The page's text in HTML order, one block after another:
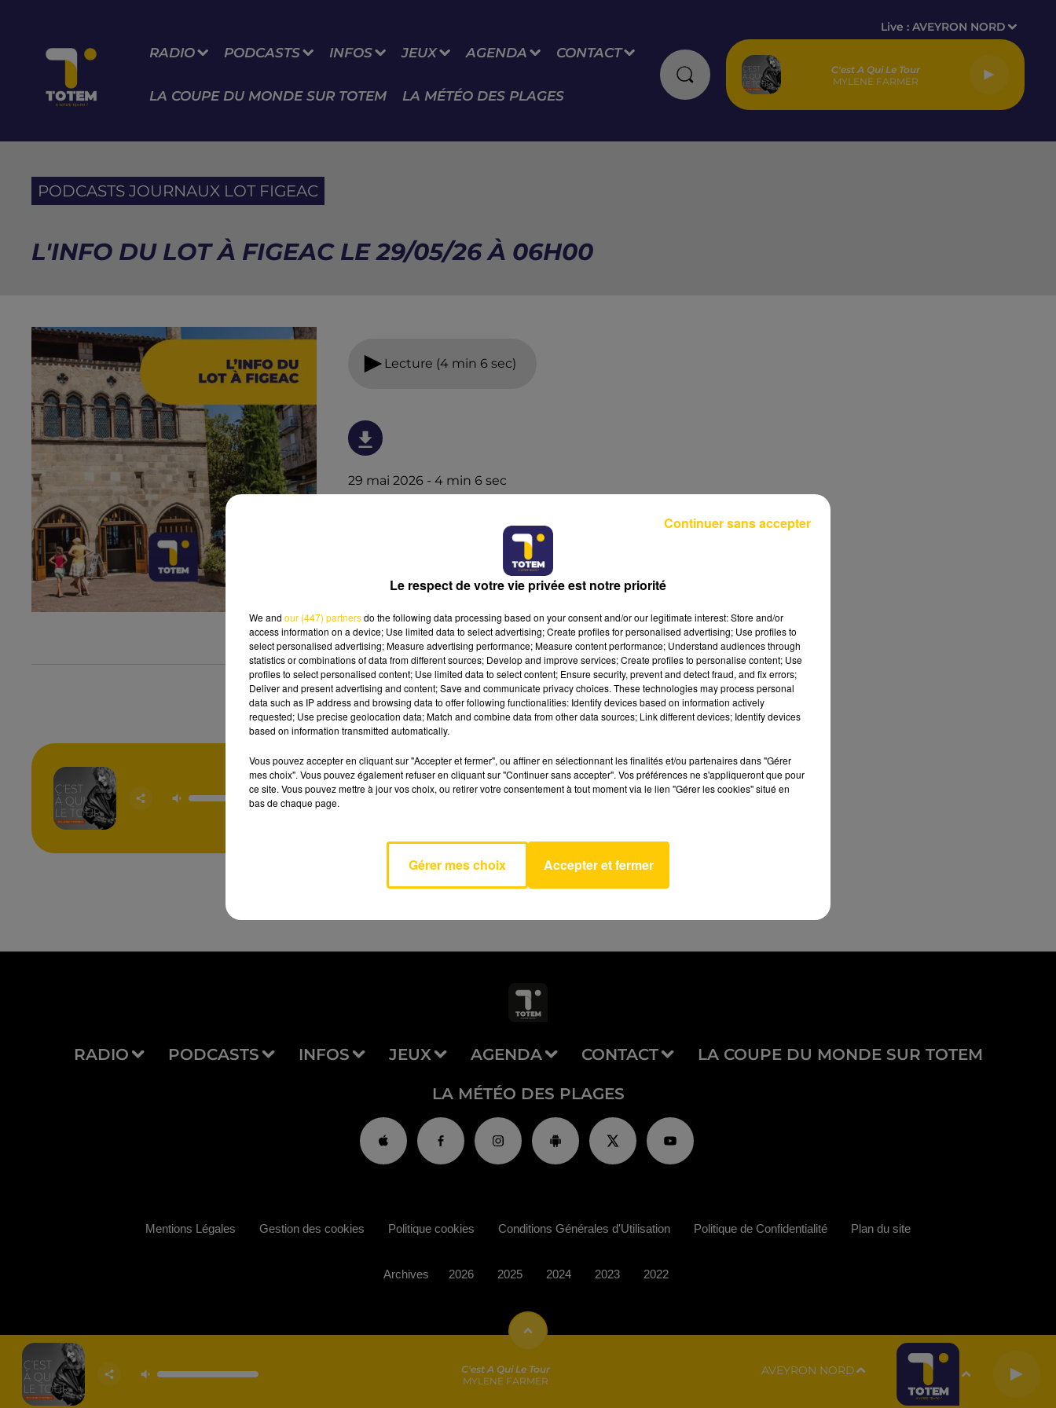
RADIO PODCASTS INFOS JEUX AGENDA CONTACT
LA COUPE DU MONDE SUR TOTEM LA MÉTÉO DES PLAGES
Live :AVEYRON NORD
C'est A Qui Le Tour
MYLENE FARMER
PODCASTS JOURNAUX LOT FIGEAC
L'INFO DU LOT À FIGEAC LE 29/05/26 À 06H00
Lecture (4 min 6 sec)
29 mai 2026 - 4 min 6 sec
C'est A Qui Le
Tour
MYLENE
AVEYRON NORD
RADIO PODCASTS INFOS JEUX AGENDA CONTACT LA COUPE DU MONDE SUR TOTEM
LA MÉTÉO DES PLAGES
C'est A Qui Le Tour
MYLENE FARMER
AVEYRON NORD
Mentions Légales Gestion des cookies Politique cookies Conditions Générales d'Utilisation Politique de Confidentialité Plan du site
Archives 2026 2025 2024 2023 2022
Le respect de votre vie privée est notre priorité
We and our (447) partnersdo the following data processing based on your consent and/or our legitimate interest: Store and/or
access information on a device; Use limited data to select advertising; Create profiles for personalised advertising; Use profiles to
select personalised advertising; Measure advertising performance; Measure content performance; Understand audiences through
statistics or combinations of data from different sources; Develop and improve services; Create profiles to personalise content; Use
profiles to select personalised content; Use limited data to select content; Ensure security, prevent and detect fraud, and fix errors;
Deliver and present advertising and content; Save and communicate privacy choices. These technologies may process personal
data such as IP address and browsing data to offer following functionalities: Identify devices based on information actively
requested; Use precise geolocation data; Match and combine data from other data sources; Link different devices; Identify devices
based on information transmitted automatically.
Vous pouvez accepter en cliquant sur "Accepter et fermer", ou affiner en sélectionnant les finalités et/ou partenaires dans "Gérer
mes choix". Vous pouvez également refuser en cliquant sur "Continuer sans accepter". Vos préférences ne s'appliqueront que pour
ce site. Vous pouvez mettre à jour vos choix, ou retirer votre consentement à tout moment via le lien "Gérer les cookies" situé en
bas de chaque page.
Gérer mes choix Accepter et fermer
Continuer sans accepter